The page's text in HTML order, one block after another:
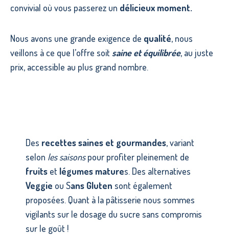
convivial où vous passerez un délicieux moment.
Nous avons une grande exigence de qualité, nous
veillons à ce que l’offre soitsaine et équilibrée, au juste
prix, accessible au plus grand nombre.
Des recettes saines et gourmandes, variant
selon les saisonspour profiter pleinement de
fruits et légumes matures. Des alternatives
Veggie ou Sans Gluten sont également
proposées. Quant à la pâtisserie nous sommes
vigilants sur le dosage du sucre sans compromis
sur le goût !